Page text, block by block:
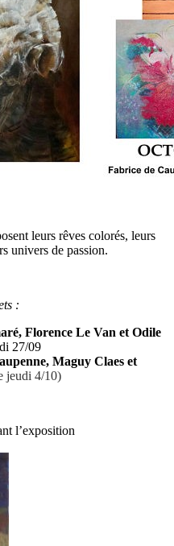
leurs rêves colorés, leurs
univers de passion.
:
Florence Le Van et Odile
27/09
Maguy Claes et
jeudi 4/10)
l’exposition